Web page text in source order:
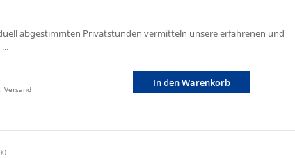
abgestimmten Privatstunden vermitteln unsere erfahrenen und
Versand
In den Warenkorb